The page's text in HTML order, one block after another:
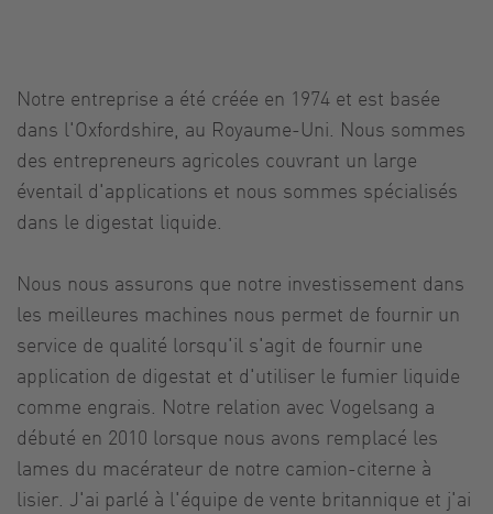
Notre entreprise a été créée en 1974 et est basée
dans l'Oxfordshire, au Royaume-Uni. Nous sommes
des entrepreneurs agricoles couvrant un large
éventail d'applications et nous sommes spécialisés
dans le digestat liquide.
Nous nous assurons que notre investissement dans
les meilleures machines nous permet de fournir un
service de qualité lorsqu'il s'agit de fournir une
application de digestat et d'utiliser le fumier liquide
comme engrais. Notre relation avec Vogelsang a
débuté en 2010 lorsque nous avons remplacé les
lames du macérateur de notre camion-citerne à
lisier. J'ai parlé à l'équipe de vente britannique et j'ai